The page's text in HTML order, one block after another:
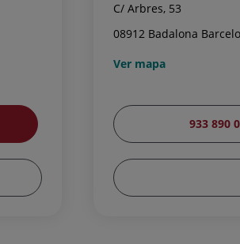
C/ Arbres, 53
08912 Badalona
Ver mapa
933 890